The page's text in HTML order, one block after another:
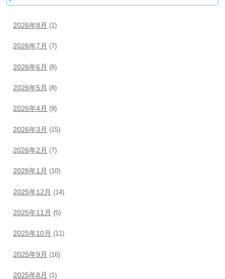
2026年8月 (1)
2026年7月 (7)
2026年6月 (8)
2026年5月 (8)
2026年4月 (9)
2026年3月 (15)
2026年2月 (7)
2026年1月 (10)
2025年12月 (14)
2025年11月 (5)
2025年10月 (11)
2025年9月 (16)
2025年8月 (1)